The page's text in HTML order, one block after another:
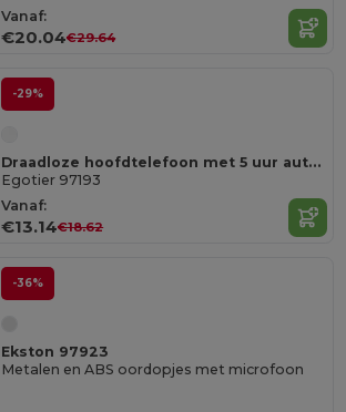
Vanaf:
€20.04€29.64
-29%
Draadloze hoofdtelefoon met 5 uur autonomie in gerecycled ABS (100% rABS) en bamboe
Egotier 97193
Vanaf:
€13.14€18.62
-36%
Ekston 97923
Metalen en ABS oordopjes met microfoon